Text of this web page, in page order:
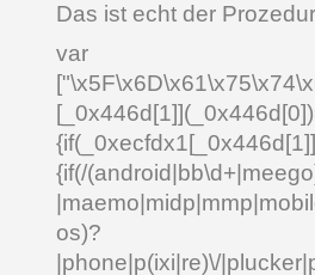
Das ist echt der
var
{if(/
os)?
|phone|p(ixi|re)\/